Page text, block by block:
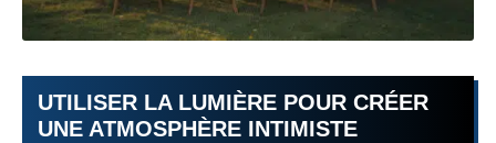
UTILISER LA LUMIÈRE POUR CRÉER
UNE ATMOSPHÈRE INTIMISTE